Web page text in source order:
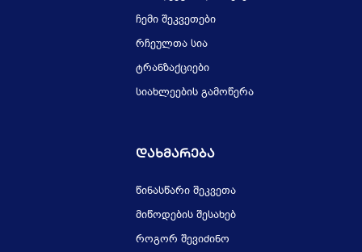
ჩემი შეკვეთები
რჩეულთა სია
ტრანზაქციები
სიახლეების გამოწერა
Დახმარება
წინასწარი შეკვეთა
მიწოდების შესახებ
როგორ შევიძინო